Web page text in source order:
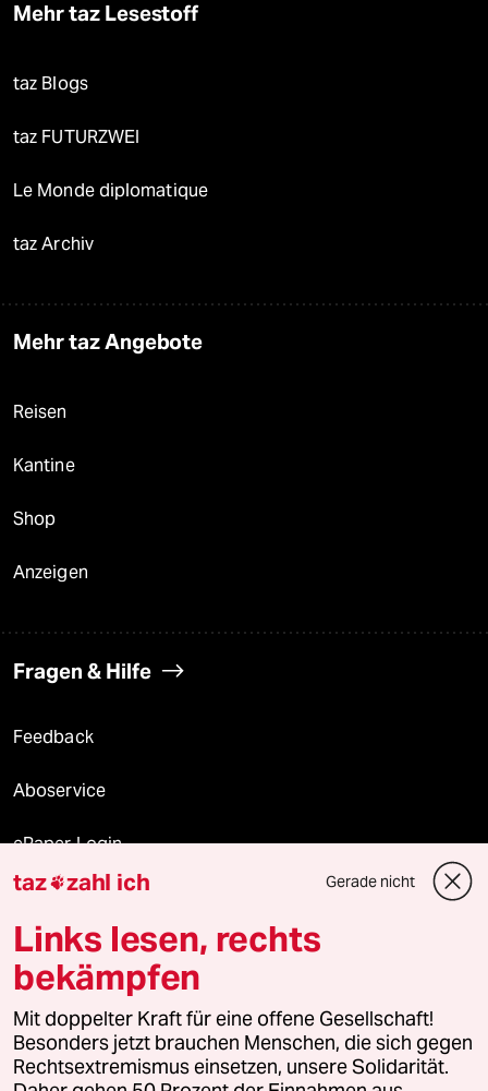
Mehr taz Lesestoff
taz Blogs
taz FUTURZWEI
Le Monde diplomatique
taz Archiv
Mehr taz Angebote
Reisen
Kantine
Shop
Anzeigen
Fragen & Hilfe
Feedback
Aboservice
ePaper Login
Downloads für Abonnierende
© 2026 taz Verlags und Vertriebs GmbH
Alle Rechte vorbehalten. Bei rechtlichen Fragen oder für Genehmigungen
wenden Sie sich bitte an
lizenzen@taz.de
taz zahl ich Gerade nicht
Links lesen, rechts
bekämpfen
Mit doppelter Kraft für eine offene Gesellschaft!
Besonders jetzt brauchen Menschen, die sich gegen
Rechtsextremismus einsetzen, unsere Solidarität.